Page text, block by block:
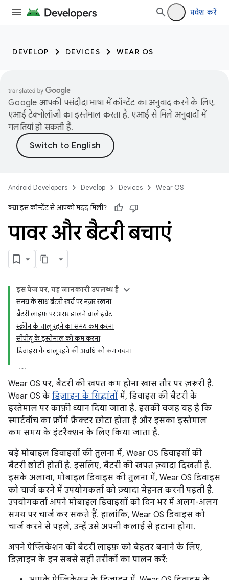
प्रवेश करें
DEVELOP DEVICES WEAR OS
Google आपकी पसंदीदा भाषा में कॉन्टेंट का अनुवाद करने के लिए,
एआई टेक्नोलॉजी का इस्तेमाल करता है. एआई से मिले अनुवादों में
गलतियां हो सकती हैं.
Android Developers Develop Devices Wear OS
क्या इस कॉन्टेंट से आपको मदद मिली?
पावर और बैटरी बचाएं
इस पेज पर, यह जानकारी उपलब्ध है
समय के साथ बैटरी खर्च पर नज़र रखना
बैटरी लाइफ़ पर असर डालने वाले इवेंट
स्क्रीन के चालू रहने का समय कम करना
सीपीयू के इस्तेमाल को कम करना
डिवाइस के चालू रहने की अवधि को कम करना
Wear OS पर, बैटरी की खपत कम होना खास तौर पर ज़रूरी है.
Wear OS के डिज़ाइन के सिद्धांतों में, डिवाइस की बैटरी के
इस्तेमाल पर काफ़ी ध्यान दिया जाता है. इसकी वजह यह है कि
स्मार्टवॉच का फ़ॉर्म फ़ैक्टर छोटा होता है और इसका इस्तेमाल
कम समय के इंटरैक्शन के लिए किया जाता है.
बड़े मोबाइल डिवाइसों की तुलना में, Wear OS डिवाइसों की
बैटरी छोटी होती है. इसलिए, बैटरी की खपत ज़्यादा दिखती है.
इसके अलावा, मोबाइल डिवाइस की तुलना में, Wear OS डिवाइस
को चार्ज करने में उपयोगकर्ता को ज़्यादा मेहनत करनी पड़ती है.
उपयोगकर्ता अपने मोबाइल डिवाइसों को दिन भर में अलग-अलग
समय पर चार्ज कर सकते हैं. हालांकि, Wear OS डिवाइस को
चार्ज करने से पहले, उन्हें उसे अपनी कलाई से हटाना होगा.
अपने ऐप्लिकेशन की बैटरी लाइफ़ को बेहतर बनाने के लिए,
डिज़ाइन के इन सबसे सही तरीकों का पालन करें: